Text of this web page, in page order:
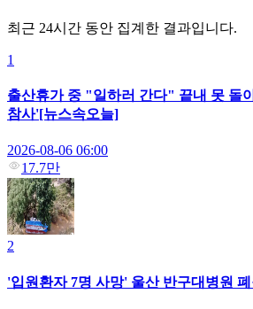
최근 24시간 동안 집계한 결과입니다.
1
출산휴가 중 "일하러 간다" 끝내 못 돌
참사'[뉴스속오늘]
2026-08-06 06:00
17.7만
2
'입원환자 7명 사망' 울산 반구대병원